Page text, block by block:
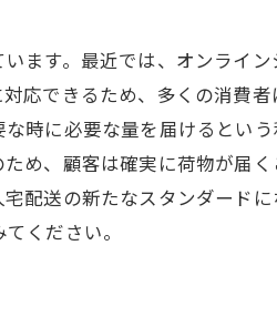
ます。最近では、オンライ
応できるため、多くの消費
時に必要な量を届けるとい
め、顧客は確実に荷物が届
配送の新たなスタンダード
ください。